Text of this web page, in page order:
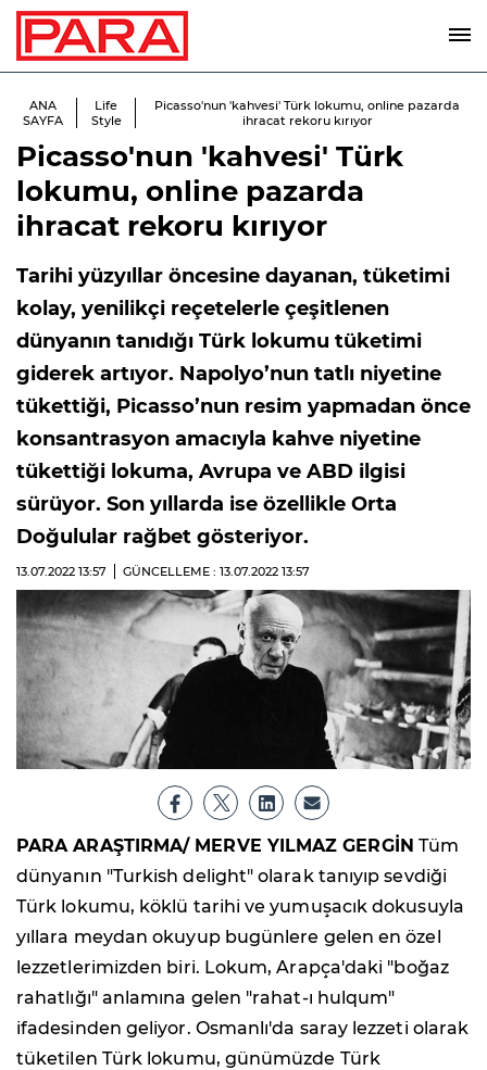
ANA
SAYFA
Life
Style
Picasso'nun 'kahvesi' Türk lokumu, online pazarda
ihracat rekoru kırıyor
Picasso'nun 'kahvesi' Türk
lokumu, online pazarda
ihracat rekoru kırıyor
Tarihi yüzyıllar öncesine dayanan, tüketimi
kolay, yenilikçi reçetelerle çeşitlenen
dünyanın tanıdığı Türk lokumu tüketimi
giderek artıyor. Napolyo’nun tatlı niyetine
tükettiği, Picasso’nun resim yapmadan önce
konsantrasyon amacıyla kahve niyetine
tükettiği lokuma, Avrupa ve ABD ilgisi
sürüyor. Son yıllarda ise özellikle Orta
Doğulular rağbet gösteriyor.
13.07.2022 13:57 GÜNCELLEME : 13.07.2022 13:57
PARA ARAŞTIRMA/ MERVE YILMAZ GERGİN Tüm
dünyanın "Turkish delight" olarak tanıyıp sevdiği
Türk lokumu, köklü tarihi ve yumuşacık dokusuyla
yıllara meydan okuyup bugünlere gelen en özel
lezzetlerimizden biri. Lokum, Arapça'daki "boğaz
rahatlığı" anlamına gelen "rahat-ı hulqum"
ifadesinden geliyor. Osmanlı'da saray lezzeti olarak
tüketilen Türk lokumu, günümüzde Türk